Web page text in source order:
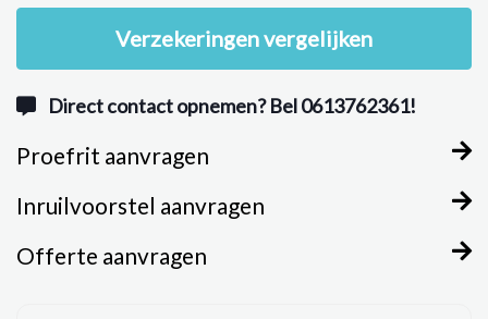
Verzekeringen vergelijken
Direct contact opnemen? Bel 0613762361!
Proefrit aanvragen
Inruilvoorstel aanvragen
Offerte aanvragen